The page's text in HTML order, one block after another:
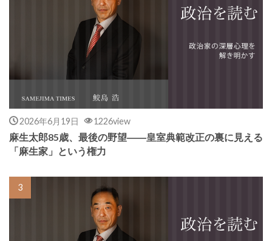
2026年6月19日 1226view
麻生太郎85歳、最後の野望――皇室典範改正の裏に見える
「麻生家」という権力